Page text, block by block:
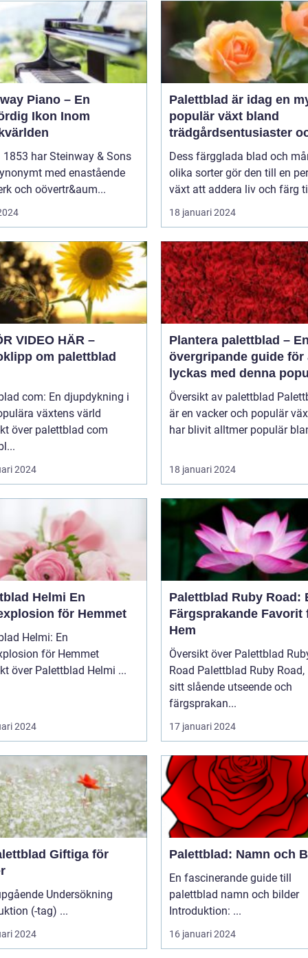
Piano – En
Ikon Inom
1853 har Steinway & Sons
med enastående
och oövertr&aum...
Palettblad är idag en
populär växt bland
trädgårdsentusiaster
inom inredning
Dess färgglada blad och
olika sorter gör den till en
växt att addera liv och färg
18 januari 2024
VIDEO HÄR –
om palettblad
com: En djupdykning i
växtens värld
över palettblad com
2024
Plantera palettblad –
övergripande guide för
lyckas med denna
växt
Översikt av palettblad Palettblad
är en vacker och populär
har blivit alltmer populär
18 januari 2024
Helmi En
för Hemmet
Helmi: En
för Hemmet
Översikt över Palettblad Helmi ...
2024
Palettblad Ruby Road:
Färgsprakande Favorit
Hem
Översikt över Palettblad
Road Palettblad Ruby Road, med
sitt slående utseende och
färgsprakan...
17 januari 2024
Giftiga för
Undersökning
Introduktion (-tag) ...
2024
Palettblad: Namn och
En fascinerande guide till
palettblad namn och bilder
Introduktion: ...
16 januari 2024